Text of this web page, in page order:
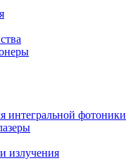
интегральной фотоники
излучения